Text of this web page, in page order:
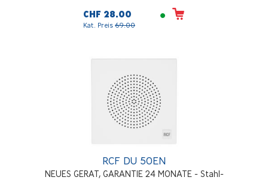
CHF 28.00
Kat. Preis 69.00
RCF DU 50EN
NEUES GERAT, GARANTIE 24 MONATE - Stahl-